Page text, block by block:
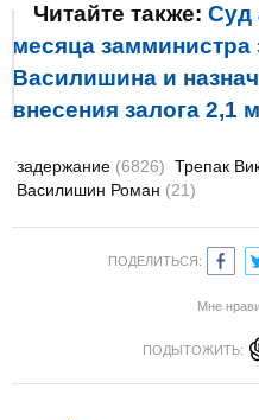
Читайте также: Суд
месяца замминистра
Василишина и
внесения залога 2,1
задержание (6826) Трепак
Василишин Роман (21)
ПОДЕЛИТЬСЯ:
Мне
ПОДЫТОЖИТЬ: